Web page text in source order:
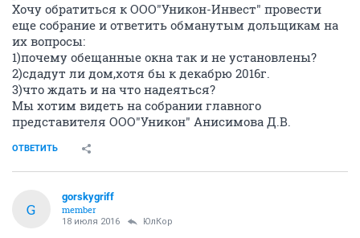
Хочу обратиться к ООО"Уникон-Инвест" провести
еще собрание и ответить обманутым дольщикам на
их вопросы:
1)почему обещанные окна так и не установлены?
2)сдадут ли дом,хотя бы к декабрю 2016г.
3)что ждать и на что надеяться?
Мы хотим видеть на собрании главного
представителя ООО"Уникон" Анисимова Д.В.
ОТВЕТИТЬ
G
gorskygriff
member
18 июля 2016 ЮлКор